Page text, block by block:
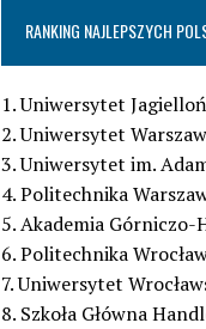
RANKING NAJLEPSZYCH
1. Uniwersytet
2. Uniwersytet
3. Uniwersytet im.
4. Politechnika
5. Akademia
6. Politechnika
7. Uniwersytet
8. Szkoła Główna